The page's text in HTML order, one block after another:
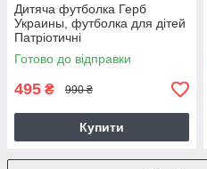
Дитяча футболка Герб
Украины, футболка для дітей
Патріотичні
Готово до відправки
495 ₴ 990 ₴
Купити